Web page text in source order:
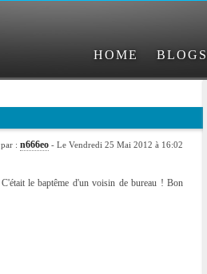
HOME BLOGS
: n666eo - Le Vendredi 25 Mai 2012 à 16:02
le baptême d'un voisin de bureau ! Bon